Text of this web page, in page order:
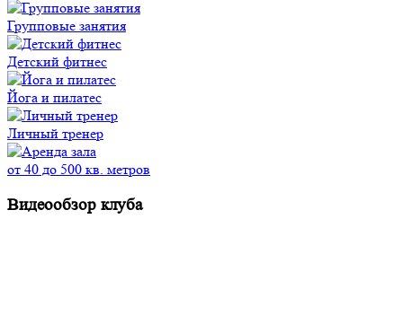
Групповые занятия
Детский фитнес
Йога и пилатес
Личный тренер
от 40 до 500 кв. метров
Видеообзор клуба